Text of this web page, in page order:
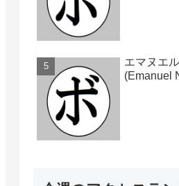
エマヌエ
(Emanuel